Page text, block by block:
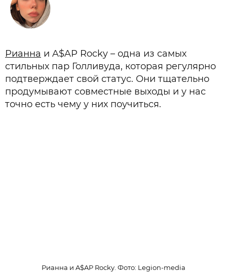
Рианна и A$AP Rocky – одна из самых
стильных пар Голливуда, которая регулярно
подтверждает свой статус. Они тщательно
продумывают совместные выходы и у нас
точно есть чему у них поучиться.
Рианна и A$AP Rocky. Фото: Legion-media